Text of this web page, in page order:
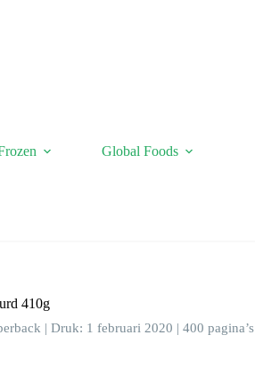
Global Foods
410g
| Druk: 1 februari 2020 | 400 pagina’s